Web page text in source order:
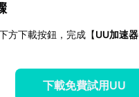
方下載按鈕，完成【UU加速器
下載免費試用UU